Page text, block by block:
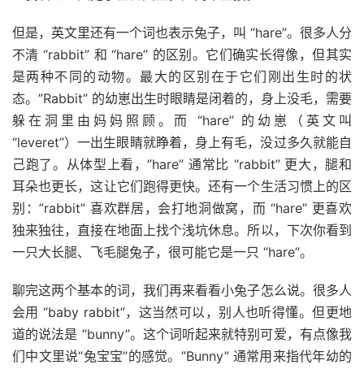
但是，英文里还有一个词也表示兔子，叫 “hare”。很多人分
不清 “rabbit” 和 “hare” 的区别。它们确实长得像，但其实
是两种不同的动物。最大的区别在于它们刚出生时的状
态。”Rabbit” 的幼崽出生时眼睛是闭着的，身上没毛，需要
躲在洞里由妈妈照顾。而 “hare” 的幼崽（英文叫
“leveret”）一出生眼睛就睁着，身上有毛，没过多久就能自
己跑了。从体型上看，”hare” 通常比 “rabbit” 更大，腿和
耳朵也更长，这让它们跑得更快。还有一个生活习惯上的区
别：”rabbit” 喜欢群居，会打地洞做窝，而 “hare” 更喜欢
独来独往，直接在地面上找个浅坑休息。所以，下次你看到
一只大长腿、飞毛腿兔子，很可能它是一只 “hare”。
聊完这两个基本的词，我们再来看看小兔子怎么说。很多人
会用 “baby rabbit”，这当然可以，别人也听得懂。但更地
道的说法是 “bunny”。这个词听起来就特别可爱，有点像我
们中文里说“兔宝宝”的感觉。”Bunny” 通常用来指代年幼的